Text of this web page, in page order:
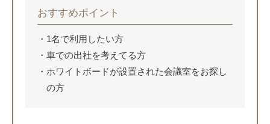
おすすめポイント
1名で利用したい方
車での出社を考えてる方
ホワイトボードが設置された会議室をお探し
の方